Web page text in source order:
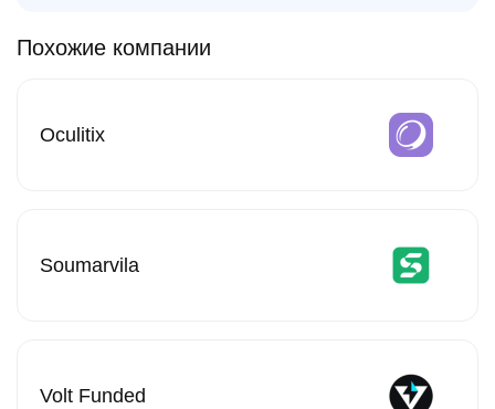
Похожие компании
Oculitix
Soumarvila
Volt Funded